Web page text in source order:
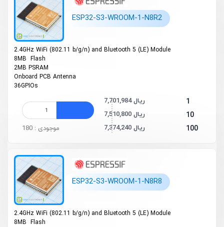
ESP32-S3-WROOM-1-N8R2
2.4GHz Wi­Fi (802.11 b/g/n) and Bluetooth 5 (LE) Module
8MB Flash
2MB PSRAM
On­board PCB Antenna
36GPIOs
1 7,701,984 ریال
10 7,510,800 ریال
100 7,374,240 ریال موجودی : 180
ESP32-S3-WROOM-1-N8R8
2.4GHz Wi­Fi (802.11 b/g/n) and Bluetooth 5 (LE) Module
8MB Flash